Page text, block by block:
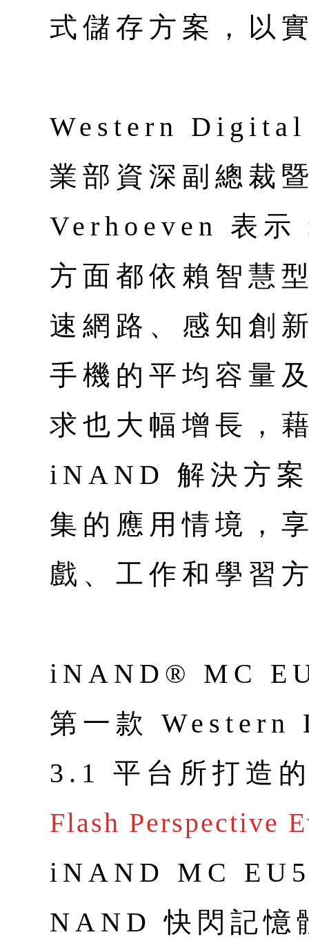
式儲存方案，以
Western Digital
業部資深副總裁
Verhoeven 表示
方面都依賴智慧
速網路、感知創
手機的平均容量
求也大幅增長，
iNAND 解決方
集的應用情境，
戲、工作和學習
iNAND® MC
第一款
3.1 平台所打造
Flash Perspective
iNAND MC
NAND 快閃記憶